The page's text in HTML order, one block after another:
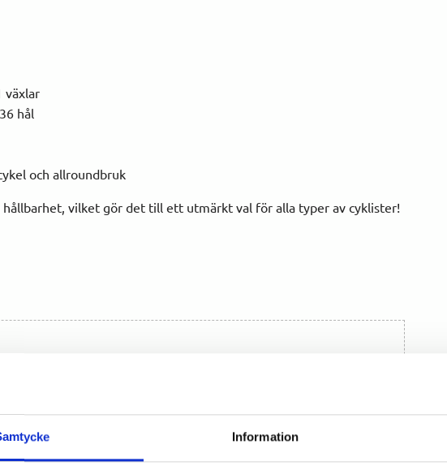
Information
växlar
hål
och allroundbruk
vilket gör det till ett utmärkt val för alla typer av cyklister!
OMDÖME